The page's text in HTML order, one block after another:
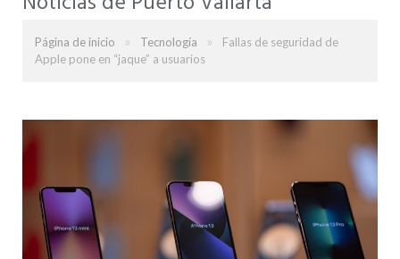
Página de inicio » Tecnología »
Fallas de seguridad de
Apple pone en “jaque” a usuarios